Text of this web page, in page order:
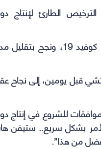
الطارئ لإنتاج
جاء ذلك بعدما أعلن مركز كليفلاند الطبي، أن العقار أثبت أنه فعال بالسيطرة على كوفيد 19،
قبل يومين، إلى نجاح
للشروع في إنتاج
بشكل سريع.. ستيفن
من هذا”.